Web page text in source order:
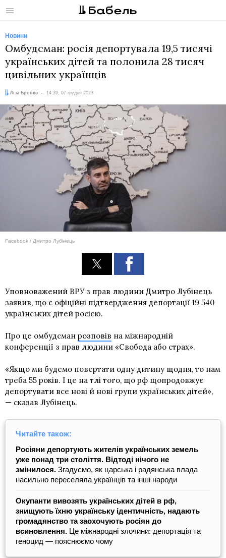
Меню
Новини
Омбудсман: росія депортувала 19,5 тисячі
українських дітей та полонила 28 тисяч
цивільних українців
Автор:
Ліза Бровко
Дата: 14:39, 07 грудня 2023
Facebook / Дмитро Лубінець
Уповноважений ВРУ з прав людини Дмитро Лубінець
заявив, що є офіційні підтвердження депортації 19 540
українських дітей росією.
Про це омбудсман розповів на міжнародній
конференції з прав людини «Свобода або страх».
«Якщо ми будемо повертати одну дитину щодня, то нам
треба 55 років. І це на тлі того, що рф щопродовжує
депортувати все нові й нові групи українських дітей»,
— сказав Лубінець.
Читайте також:
Росіяни депортують жителів українських земель
уже понад три століття. Відтоді нічого не
змінилося. Згадуємо, як царська і радянська влада
насильно переселяла українців та інші народи
Окупанти вивозять українських дітей в рф,
знищують їхню українську ідентичність, надають
громадянство та заохочують росіян до
всиновлення. Це міжнародні злочини: депортація та
геноцид — пояснюємо чому